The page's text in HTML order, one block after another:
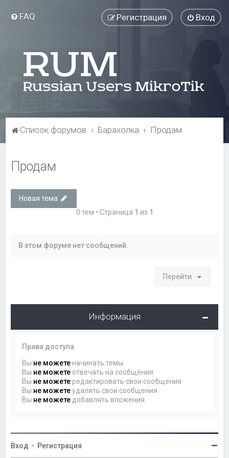
FAQ Вход
Регистрация
Список форумов Барахолка Продам
Продам
Новая тема
0 тем • Страница 1 из 1
В этом форуме нет сообщений.
Перейти
Информация
Права доступа
Вы не можете начинать темы
Вы не можете отвечать на сообщения
Вы не можете редактировать свои сообщения
Вы не можетеудалять свои сообщения
Вы не можете добавлять вложения
Вход • Регистрация